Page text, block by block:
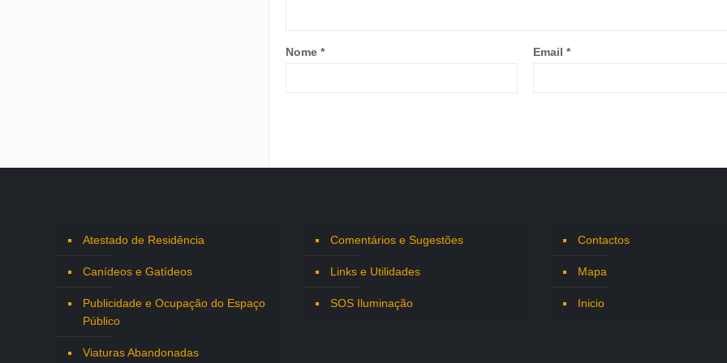
Nome * Email *
Atestado de Residência
Canídeos e Gatídeos
Publicidade e Ocupação do Espaço
Público
Viaturas Abandonadas
Comentários e Sugestões
Links e Utilidades
SOS Iluminação
Contactos
Mapa
Inicio